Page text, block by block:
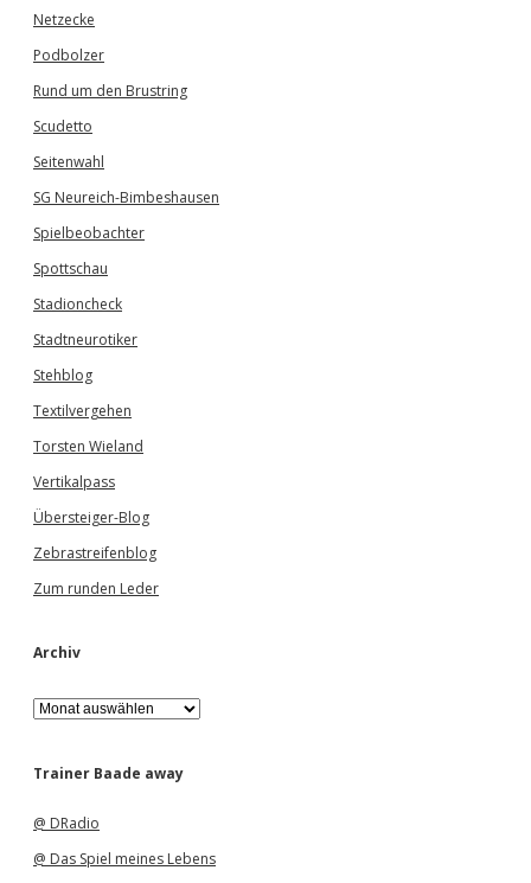
Netzecke
Podbolzer
Rund um den Brustring
Scudetto
Seitenwahl
SG Neureich-Bimbeshausen
Spielbeobachter
Spottschau
Stadioncheck
Stadtneurotiker
Stehblog
Textilvergehen
Torsten Wieland
Vertikalpass
Übersteiger-Blog
Zebrastreifenblog
Zum runden Leder
Archiv
A
r
h
Trainer Baade away
@ DRadio
@ Das Spiel meines Lebens